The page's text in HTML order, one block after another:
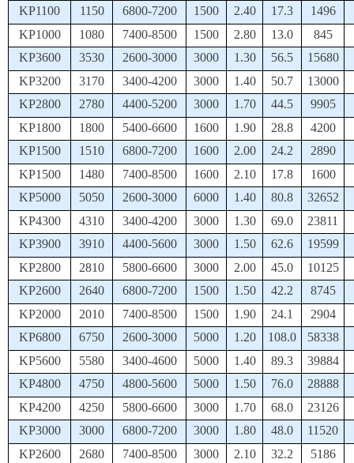
KP1100
1150 6800-7200 1500 2.40 17.3
1496
KP1000
1080 7400-8500 1500 2.80 13.0
845
KP3600
3530 2600-3000 3000 1.30 56.5
15680
KP3200
3170 3400-4200 3000 1.40 50.7
13000
KP2800
2780 4400-5200 3000 1.70 44.5
9905
KP1800
1800 5400-6600 1600 1.90 28.8
4200
KP1500
1510 6800-7200 1600 2.00 24.2
2890
KP1500
1480 7400-8500 1600 2.10 17.8
1600
KP5000
5050 2600-3000 6000 1.40 80.8
32652
KP4300
4310 3400-4200 3000 1.30 69.0
23811
KP3900
3910 4400-5600 3000 1.50 62.6
19599
KP2800
2810 5800-6600 3000 2.00 45.0
10125
KP2600
2640 6800-7200 1500 1.50 42.2
8745
KP2000
2010 7400-8500 1500 1.90 24.1
2904
KP6800
6750 2600-3000 5000 1.20 108.0
58338
KP5600
5580 3400-4600 5000 1.40 89.3
39884
KP4800
4750 4800-5600 5000 1.50 76.0
28888
KP4200
4250 5800-6600 3000 1.70 68.0
23126
KP3000
3000 6800-7200 3000 1.80 48.0
11520
KP2600
2680 7400-8500 3000 2.10 32.2
5186